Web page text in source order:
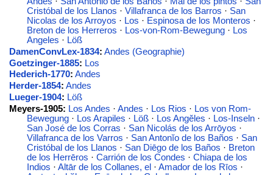
Cristóbal de los Llanos · Villafranca de los Barros · San
Nicolas de los Arroyos · Los · Espinosa de los Monteros ·
Breton de los Herreros · Los-von-Rom-Bewegung· Los
Angeles · Löß
DamenConvLex-1834: Andes (Geographie)
Goetzinger-1885: Los
Hederich-1770: Andes
Herder-1854: Andes
Lueger-1904: Löß
Meyers-1905: Los Andes · Andes · Los Rios · Los von Rom-
Bewegung· Los Arapiles · Löß· Los Angĕles · Los-Inseln·
San José de los Corras · San Nicolás de los Arrōyos ·
Villafranca de los Varros · San Antonĭo de los Baños · San
Cristóbal de los Llanos · San Diēgo de los Baños · Breton
de los Herrēros · Carrión de los Condes · Chiapa de los
Indios · Altār de los Collanes, el · Amador de los Rīos ·